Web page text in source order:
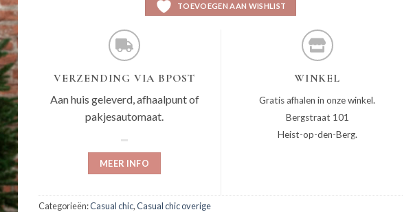
TOEVOEGEN AAN WISHLIST
VERZENDING VIA BPOST
Aan huis geleverd, afhaalpunt of
pakjesautomaat.
MEER INFO
WINKEL
Gratis afhalen in onze winkel.
Bergstraat 101
Heist-op-den-Berg.
Categorieën:Casual chic,Casual chic overige